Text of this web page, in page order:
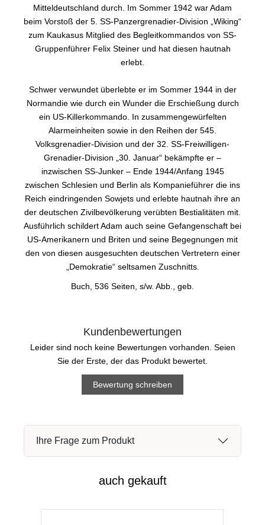
Mitteldeutschland durch. Im Sommer 1942 war Adam
beim Vorstoß der 5. SS-Panzergrenadier-Division „Wiking“
zum Kaukasus Mitglied des Begleitkommandos von SS-
Gruppenführer Felix Steiner und hat diesen hautnah
erlebt.
Schwer verwundet überlebte er im Sommer 1944 in der
Normandie wie durch ein Wunder die Erschießung durch
ein US-Killerkommando. In zusammengewürfelten
Alarmeinheiten sowie in den Reihen der 545.
Volksgrenadier-Division und der 32. SS-Freiwilligen-
Grenadier-Division „30. Januar“ bekämpfte er –
inzwischen SS-Junker – Ende 1944/Anfang 1945
zwischen Schlesien und Berlin als Kompanieführer die ins
Reich eindringenden Sowjets und erlebte hautnah ihre an
der deutschen Zivilbevölkerung verübten Bestialitäten mit.
Ausführlich schildert Adam auch seine Gefangenschaft bei
US-Amerikanern und Briten und seine Begegnungen mit
den von diesen ausgesuchten deutschen Vertretern einer
„Demokratie“ seltsamen Zuschnitts.
Buch, 536 Seiten, s/w. Abb., geb.
Kundenbewertungen
Leider sind noch keine Bewertungen vorhanden. Seien
Sie der Erste, der das Produkt bewertet.
Bewertung schreiben
Ihre Frage zum Produkt
auch gekauft